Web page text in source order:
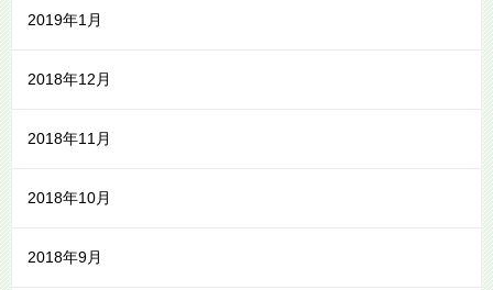
2019年1月
2018年12月
2018年11月
2018年10月
2018年9月